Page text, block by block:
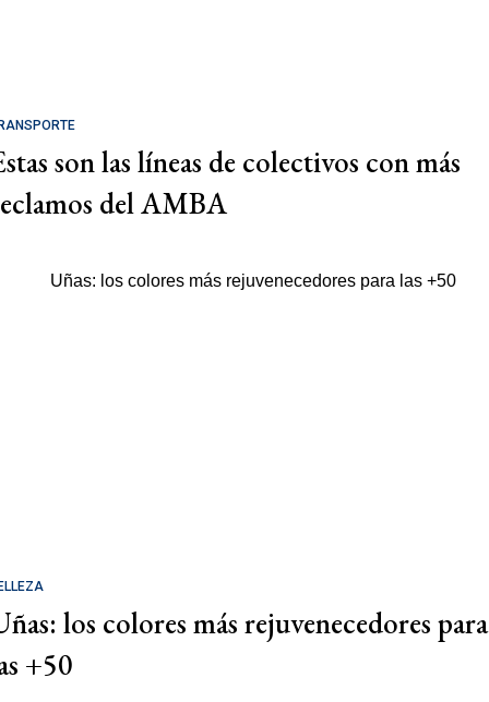
son las líneas de colectivos con más
del AMBA
los colores más rejuvenecedores para
+50